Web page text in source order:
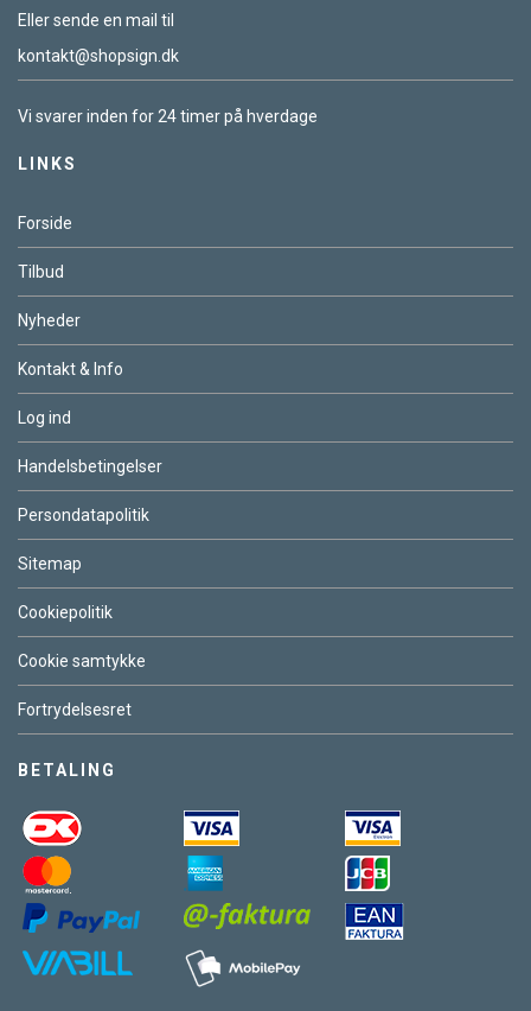
Eller sende en mail til
kontakt@shopsign.dk
Vi svarer inden for 24 timer på hverdage
LINKS
Forside
Tilbud
Nyheder
Kontakt & Info
Log ind
Handelsbetingelser
Persondatapolitik
Sitemap
Cookiepolitik
Cookie samtykke
Fortrydelsesret
BETALING